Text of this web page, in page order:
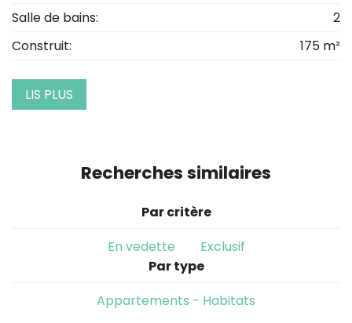
Salle de bains:
2
Construit:
175 m²
LIS PLUS
Recherches similaires
Par critère
En vedette
Exclusif
Par type
Appartements - Habitats